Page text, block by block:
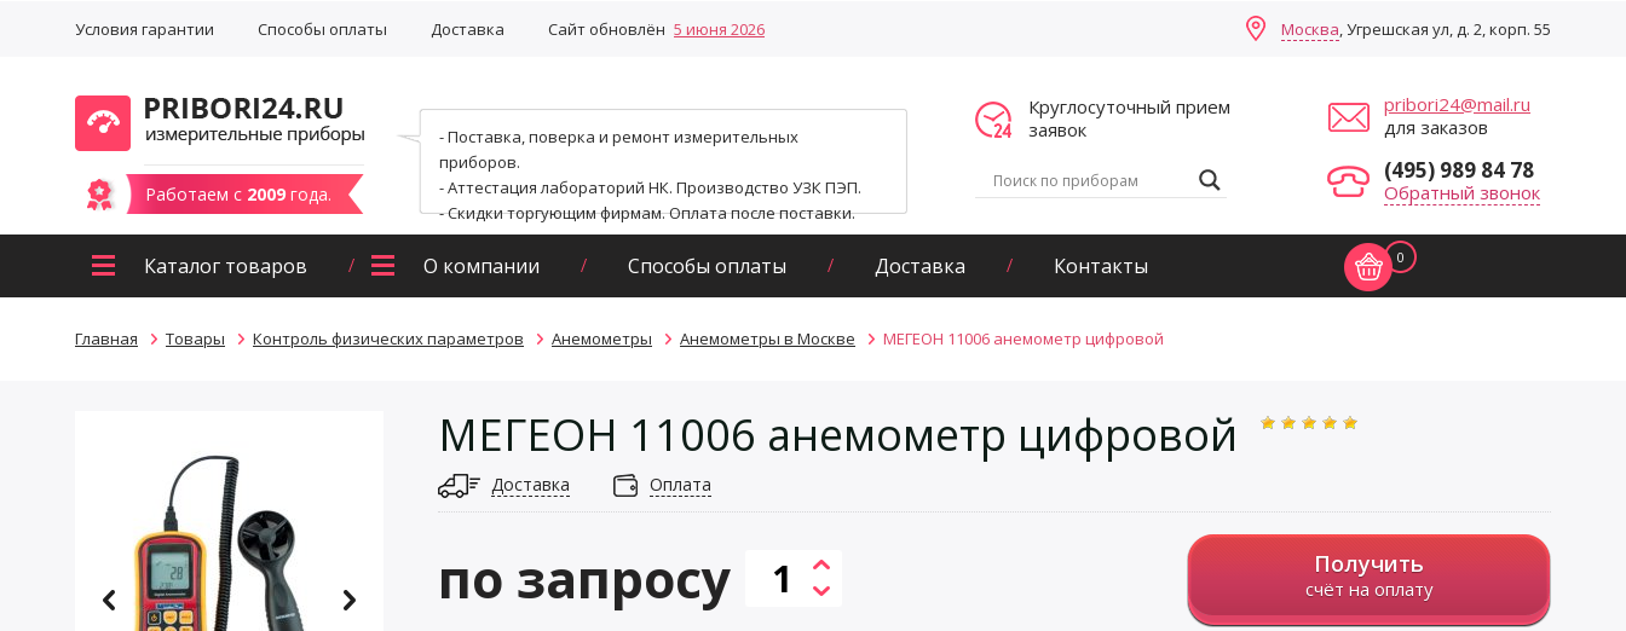
Условия гарантии Способы оплаты Доставка Сайт обновлён 5 июня 2026 Москва, Угрешская ул, д. 2, корп. 55
Работаем с 2009 года.
- Поставка, поверка и ремонт измерительных
приборов.
- Аттестация лабораторий НК. Производство УЗК ПЭП.
- Скидки торгующим фирмам. Оплата после поставки.
Круглосуточный прием
заявок
pribori24@mail.ru
для заказов
(495) 989 84 78
Обратный звонок
Каталог товаров О компании Способы оплаты Доставка Контакты 0
Главная Товары Контроль физических параметров Анемометры Анемометры в Москве МЕГЕОН 11006 анемометр цифровой
МЕГЕОН 11006 анемометр цифровой
Доставка Оплата
по запросу Получить
счёт на оплату